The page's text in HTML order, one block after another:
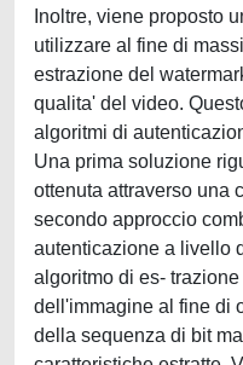
Inoltre, viene proposto
utilizzare al fine di
estrazione del
qualita' del video.
algoritmi di
Una prima soluzione
ottenuta attraverso una
secondo approccio
autenticazione a livello
algoritmo di es-
dell'immagine al fine di
della sequenza di bit